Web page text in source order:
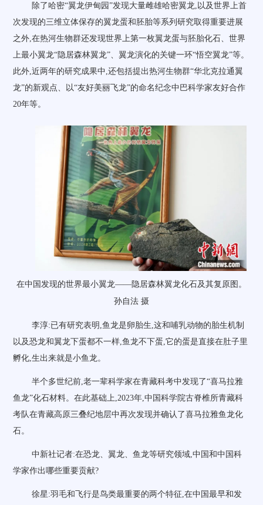
除了哈密“翼龙伊甸园”发现大量雌雄哈密翼龙,以及世界上首
次发现的三维立体保存的翼龙蛋和胚胎等系列研究取得重要进展
之外,在热河生物群还发现世界上第一枚翼龙蛋与胚胎化石、世界
上最小翼龙“隐居森林翼龙”、翼龙演化的关键一环“悟空翼龙”等。
此外,近两年的研究成果中,还包括提出热河生物群“华北克拉通翼
龙”的新观点、以“友好美丽飞龙”的命名纪念中巴科学家友好合作
20年等。
在中国发现的世界最小翼龙——隐居森林翼龙化石及其复原图。
孙自法 摄
李淳:已有研究表明,鱼龙是卵胎生,这和哺乳动物的胎生机制
以及恐龙和翼龙下蛋都不一样,鱼龙不下蛋,它的蛋是直接在肚子里
孵化,生出来就是小鱼龙。
半个多世纪前,老一辈科学家在青藏科考中发现了“喜马拉雅
鱼龙”化石材料。在此基础上,2023年,中国科学院古脊椎所青藏科
考队在青藏高原三叠纪地层中再次发现并确认了喜马拉雅鱼龙化
石。
中新社记者:在恐龙、翼龙、鱼龙等研究领域,中国和中国科
学家作出哪些重要贡献?
徐星:羽毛和飞行是鸟类最重要的两个特征,在中国最早和发